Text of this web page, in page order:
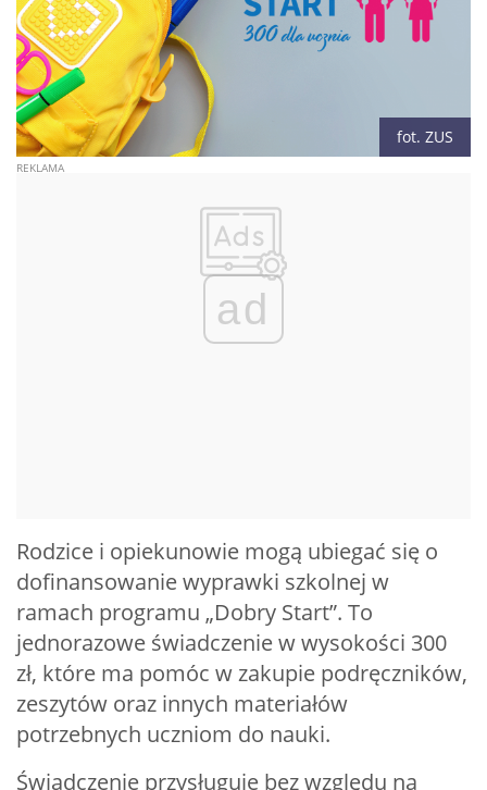
fot. ZUS
ad
Rodzice i opiekunowie mogą ubiegać się o
dofinansowanie wyprawki szkolnej w
ramach programu „Dobry Start”. To
jednorazowe świadczenie w wysokości 300
zł, które ma pomóc w zakupie podręczników,
zeszytów oraz innych materiałów
potrzebnych uczniom do nauki.
Świadczenie przysługuje bez względu na